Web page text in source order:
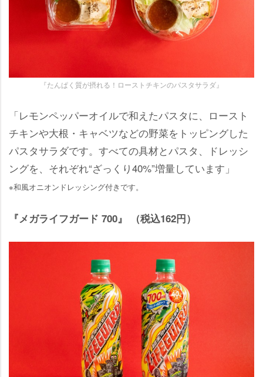
『たんぱく質が摂れる！ローストチキンのパスタサラダ』
「レモンペッパーオイルで和えたパスタに、ロースト
チキンや大根・キャベツなどの野菜をトッピングした
パスタサラダです。すべての具材とパスタ、ドレッシ
ングを、それぞれ“ざっくり40%”増量しています」
※和風オニオンドレッシング付きです。
『メガライフガード 700』 （税込162円）